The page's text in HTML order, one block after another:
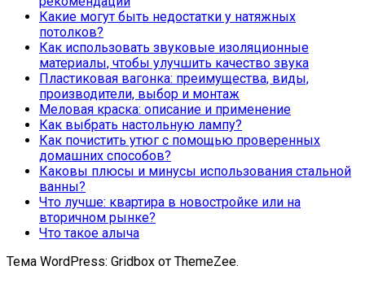
Какие могут быть недостатки у натяжных
потолков?
Как использовать звуковые изоляционные
материалы, чтобы улучшить качество звука
Пластиковая вагонка: преимущества, виды,
производители, выбор и монтаж
Меловая краска: описание и применение
Как выбрать настольную лампу?
Как почистить утюг с помощью проверенных
домашних способов?
Каковы плюсы и минусы использования стальной
ванны?
Что лучше: квартира в новостройке или на
вторичном рынке?
Что такое алыча
Тема WordPress: Gridbox от ThemeZee.